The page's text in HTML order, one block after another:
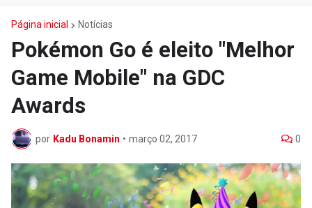
Página inicial Notícias
Pokémon Go é eleito "Melhor
Game Mobile" na GDC
Awards
por Kadu Bonamin • março 02, 2017 0